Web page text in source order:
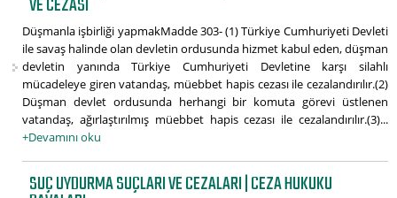
Düşmanla işbirliği yapmakMadde 303- (1) Türkiye Cumhuriyeti Devleti
ile savaş halinde olan devletin ordusunda hizmet kabul eden, düşman
devletin yanında Türkiye Cumhuriyeti Devletine karşı silahlı
mücadeleye giren vatandaş, müebbet hapis cezası ile cezalandırılır.(2)
Düşman devlet ordusunda herhangi bir komuta görevi üstlenen
vatandaş, ağırlaştırılmış müebbet hapis cezası ile cezalandırılır.(3)...
+Devamını oku
SUÇ UYDURMA SUÇLARI VE CEZALARI | CEZA HUKUKU